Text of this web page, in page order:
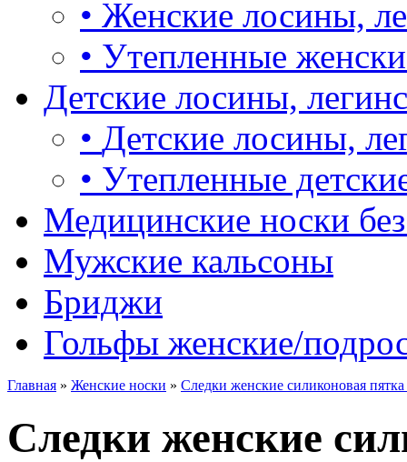
• Женские лосины,
• Утепленные
Детские лосины,
• Детские лосины,
• Утепленные
Медицинские носки
Мужские кальсоны
Бриджи
Гольфы женские/
Главная » Женские носки » Следки женские силиконовая
Следки женские